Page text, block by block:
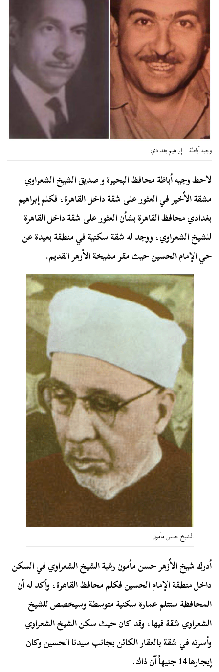
وجيه أباظة – إبراهيم بغدادي
لاحظ وجيه أباظة محافظ البحيرة و صديق الشيخ الشعراوي
مشقة الأخير في العثور على شقة داخل القاهرة، فكلم إبراهيم
بغدادي محافظ القاهرة بشأن العثور على شقة داخل القاهرة
للشيخ الشعراوي، ووجد له شقة سكنية في منطقة بعيدة عن
حي الإمام الحسين حيث مقر مشيخة الأزهر القديم.
الشيخ حسن مأمون
أدرك شيخ الأزهر حسن مأمون رغبة الشيخ الشعراوي في السكن
داخل منطقة الإمام الحسين فكلم محافظ القاهرة، وأكد له أن
المحافظة ستتلم عمارة سكنية متوسطة وسيخصص للشيخ
الشعراوي شقة فيها، وقد كان حيث سكن الشيخ الشعراوي
وأسرته في شقة بالعقار الكائن بجانب سيدنا الحسين وكان
إيجارها 14 جنيهاً آن ذاك.